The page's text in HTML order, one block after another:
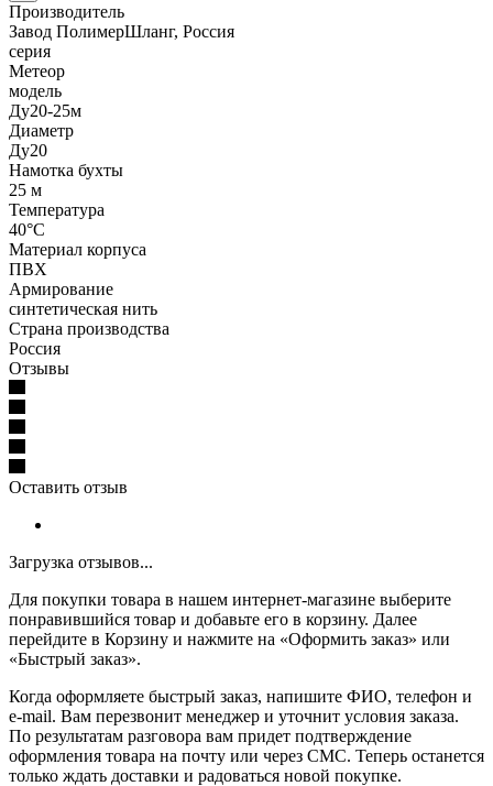
Производитель
Завод ПолимерШланг, Россия
серия
Метеор
модель
Ду20-25м
Диаметр
Ду20
Намотка бухты
25 м
Температура
40°C
Материал корпуса
ПВХ
Армирование
синтетическая нить
Страна производства
Россия
Отзывы
Оставить отзыв
Загрузка отзывов...
Для покупки товара в нашем интернет-магазине выберите
понравившийся товар и добавьте его в корзину. Далее
перейдите в Корзину и нажмите на «Оформить заказ» или
«Быстрый заказ».
Когда оформляете быстрый заказ, напишите ФИО, телефон и
e-mail. Вам перезвонит менеджер и уточнит условия заказа.
По результатам разговора вам придет подтверждение
оформления товара на почту или через СМС. Теперь останется
только ждать доставки и радоваться новой покупке.